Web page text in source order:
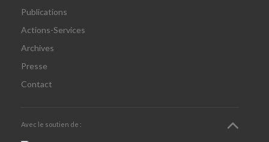
Publications
Actions-Services
Archives
Presse
Contact
Avec le soutien de :